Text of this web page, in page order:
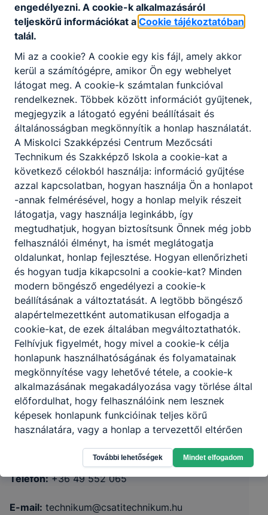
Miskolci SZC Mezőcsáti Technikum és
Szakképző Iskola
3450 Mezőcsát, Kossuth utca 12.
KRÉTA
Telefon: +36 49 552 065
E-mail: technikum@csatitechnikum.hu
engedélyezni. A cookie-k alkalmazásáról
teljeskörű információkat a Cookie tájékoztatóban
talál.
Mi az a cookie? A cookie egy kis fájl, amely akkor
kerül a számítógépre, amikor Ön egy webhelyet
látogat meg. A cookie-k számtalan funkcióval
rendelkeznek. Többek között információt gyűjtenek,
megjegyzik a látogató egyéni beállításait és
általánosságban megkönnyítik a honlap használatát.
A Miskolci Szakképzési Centrum Mezőcsáti
Technikum és Szakképző Iskola a cookie-kat a
következő célokból használja: információ gyűjtése
azzal kapcsolatban, hogyan használja Ön a honlapot
-annak felmérésével, hogy a honlap melyik részeit
látogatja, vagy használja leginkább, így
megtudhatjuk, hogyan biztosítsunk Önnek még jobb
felhasználói élményt, ha ismét meglátogatja
oldalunkat, honlap fejlesztése. Hogyan ellenőrizheti
és hogyan tudja kikapcsolni a cookie-kat? Minden
modern böngésző engedélyezi a cookie-k
beállításának a változtatását. A legtöbb böngésző
alapértelmezettként automatikusan elfogadja a
cookie-kat, de ezek általában megváltoztathatók.
Felhívjuk figyelmét, hogy mivel a cookie-k célja
honlapunk használhatóságának és folyamatainak
megkönnyítése vagy lehetővé tétele, a cookie-k
alkalmazásának megakadályozása vagy törlése által
előfordulhat, hogy felhasználóink nem lesznek
képesek honlapunk funkcióinak teljes körű
használatára, vagy a honlap a tervezettől eltérően
További lehetőségek Mindet elfogadom